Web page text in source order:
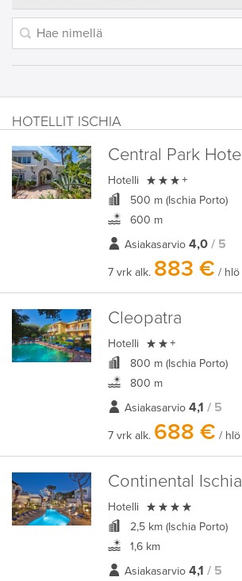
HOTELLIT ISCHIA
Central Park
Hotelli  +
500 m (Ischia Porto)
600 m
Asiakasarvio 4,0 / 5
7 vrk alk. 883 € / hlö
Cleopatra
Hotelli  +
800 m (Ischia Porto)
800 m
Asiakasarvio 4,1 / 5
7 vrk alk. 688 € / hlö
Continental Ischia
Hotelli 
2,5 km (Ischia Porto)
1,6 km
Asiakasarvio 4,1 / 5